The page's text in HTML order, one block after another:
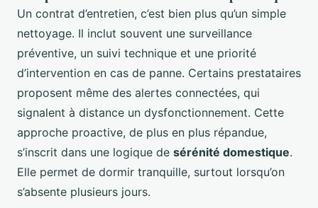
Un contrat d’entretien, c’est bien plus qu’un simple
nettoyage. Il inclut souvent une surveillance
préventive, un suivi technique et une priorité
d’intervention en cas de panne. Certains prestataires
proposent même des alertes connectées, qui
signalent à distance un dysfonctionnement. Cette
approche proactive, de plus en plus répandue,
s’inscrit dans une logique de sérénité domestique.
Elle permet de dormir tranquille, surtout lorsqu’on
s’absente plusieurs jours.